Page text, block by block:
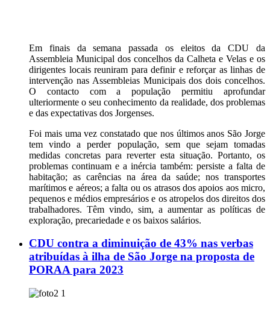
Em finais da semana passada os eleitos da CDU da
Assembleia Municipal dos concelhos da Calheta e Velas e os
dirigentes locais reuniram para definir e reforçar as linhas de
intervenção nas Assembleias Municipais dos dois concelhos.
O contacto com a população permitiu aprofundar
ulteriormente o seu conhecimento da realidade, dos problemas
e das expectativas dos Jorgenses.
Foi mais uma vez constatado que nos últimos anos São Jorge
tem vindo a perder população, sem que sejam tomadas
medidas concretas para reverter esta situação. Portanto, os
problemas continuam e a inércia também: persiste a falta de
habitação; as carências na área da saúde; nos transportes
marítimos e aéreos; a falta ou os atrasos dos apoios aos micro,
pequenos e médios empresários e os atropelos dos direitos dos
trabalhadores. Têm vindo, sim, a aumentar as políticas de
exploração, precariedade e os baixos salários.
CDU contra a diminuição de 43% nas verbas
atribuídas à ilha de São Jorge na proposta de
PORAA para 2023